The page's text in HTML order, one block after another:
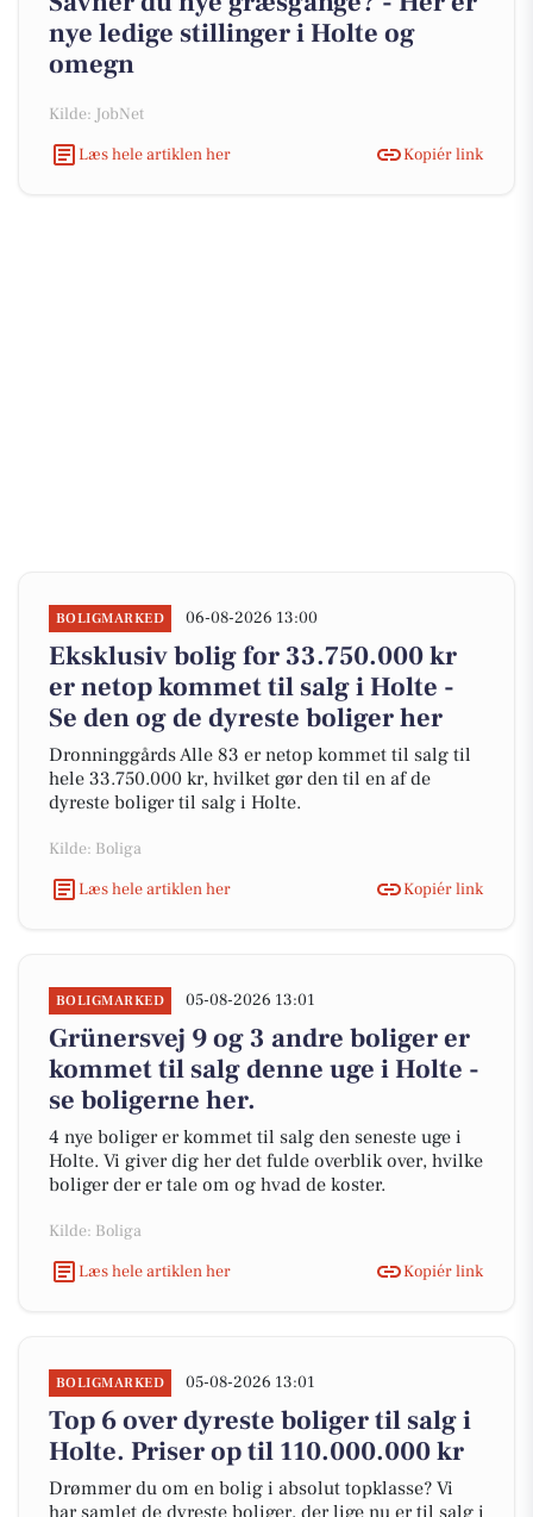
nye ledige stillinger i Holte og
omegn
Kilde: JobNet
Læs hele artiklen her
Kopiér link
BOLIGMARKED 06-08-2026 13:00
Eksklusiv bolig for 33.750.000 kr
er netop kommet til salg i Holte -
Se den og de dyreste boliger her
Dronninggårds Alle 83 er netop kommet til salg til
hele 33.750.000 kr, hvilket gør den til en af de
dyreste boliger til salg i Holte.
Kilde: Boliga
Læs hele artiklen her
Kopiér link
BOLIGMARKED 05-08-2026 13:01
Grünersvej 9 og 3 andre boliger er
kommet til salg denne uge i Holte -
se boligerne her.
4 nye boliger er kommet til salg den seneste uge i
Holte. Vi giver dig her det fulde overblik over, hvilke
boliger der er tale om og hvad de koster.
Kilde: Boliga
Læs hele artiklen her
Kopiér link
BOLIGMARKED 05-08-2026 13:01
Top 6 over dyreste boliger til salg i
Holte. Priser op til 110.000.000 kr
Drømmer du om en bolig i absolut topklasse? Vi
har samlet de dyreste boliger, der lige nu er til salg i